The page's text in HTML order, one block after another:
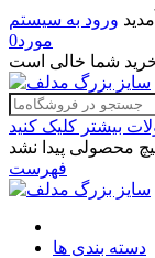
ورود به سیستم
0مورد
فهرست
دسته بندی ها